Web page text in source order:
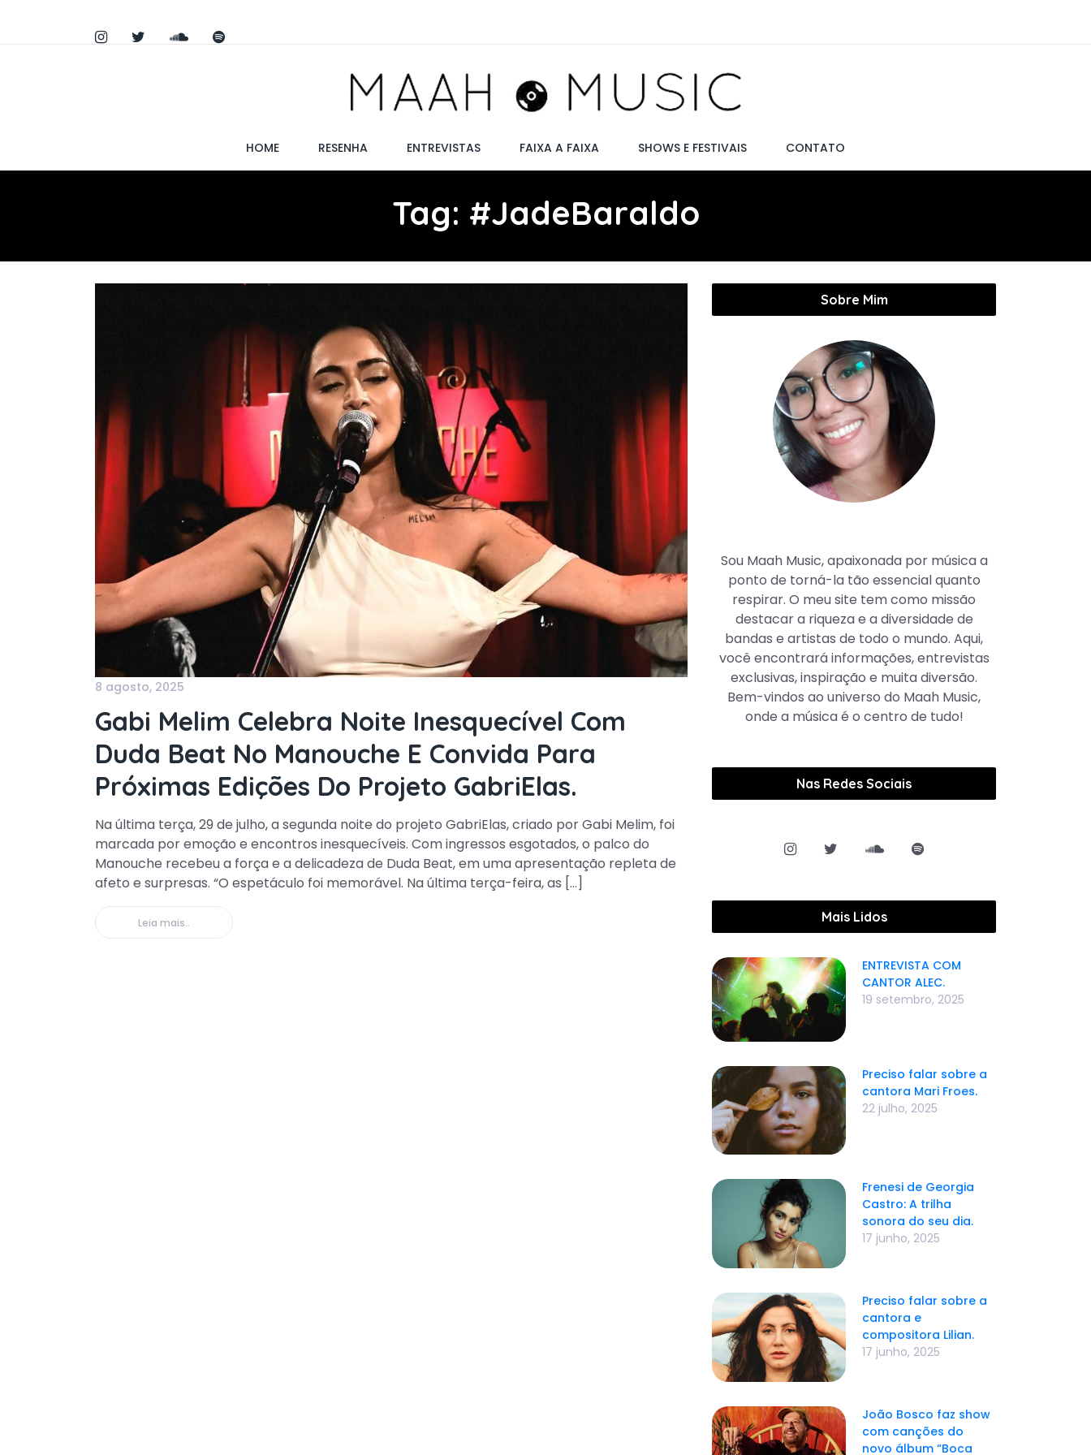
HOME RESENHA ENTREVISTAS FAIXA A FAIXA SHOWS E FESTIVAIS CONTATO
Tag: #JadeBaraldo
8 agosto, 2025
Gabi Melim Celebra Noite Inesquecível Com
Duda Beat No Manouche E Convida Para
Próximas Edições Do Projeto GabriElas.
Na última terça, 29 de julho, a segunda noite do projeto GabriElas, criado por Gabi Melim, foi
marcada por emoção e encontros inesquecíveis. Com ingressos esgotados, o palco do
Manouche recebeu a força e a delicadeza de Duda Beat, em uma apresentação repleta de
afeto e surpresas. “O espetáculo foi memorável. Na última terça-feira, as […]
Leia mais..
Sobre Mim
Sou Maah Music, apaixonada por música a
ponto de torná-la tão essencial quanto
respirar. O meu site tem como missão
destacar a riqueza e a diversidade de
bandas e artistas de todo o mundo. Aqui,
você encontrará informações, entrevistas
exclusivas, inspiração e muita diversão.
Bem-vindos ao universo do Maah Music,
onde a música é o centro de tudo!
Nas Redes Sociais
Mais Lidos
ENTREVISTA COM
CANTOR ALEC.
19 setembro, 2025
Preciso falar sobre a
cantora Mari Froes.
22 julho, 2025
Frenesi de Georgia
Castro: A trilha
sonora do seu dia.
17 junho, 2025
Preciso falar sobre a
cantora e
compositora Lilian.
17 junho, 2025
João Bosco faz show
com canções do
novo álbum “Boca